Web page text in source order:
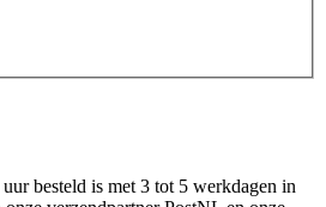
besteld is met 3 tot 5 werkdagen in